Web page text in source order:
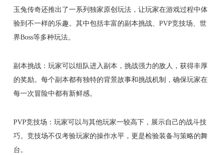
玉兔传奇还推出了一系列独家原创玩法，让玩家在游戏过程中体
验到不一样的乐趣。其中包括丰富的副本挑战、PVP竞技场、世
界Boss等多种玩法。
副本挑战：玩家可以组队进入副本，挑战强力的敌人，获得丰厚
的奖励。每个副本都有独特的背景故事和挑战机制，确保玩家在
每一次冒险中都有新鲜感。
PVP竞技场：玩家可以与其他玩家一较高下，展示自己的战斗技
巧。竞技场不仅考验玩家的操作水平，更是检验装备与策略的舞
台。